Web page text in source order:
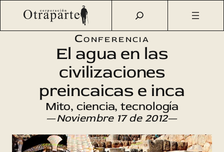
Saltar
Otraparte.org/ Agenda Cultural Ciencia
El agua en las
civilizaciones preincaicas e inca
Conferencia
El agua en las
civilizaciones
preincaicas e inca
Mito, ciencia, tecnología
—Noviembre 17 de 2012—